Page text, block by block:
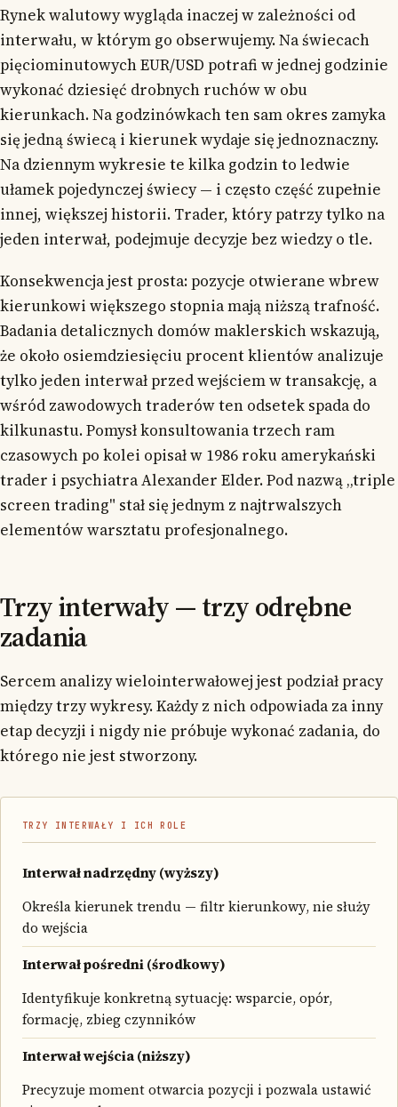
Rynek walutowy wygląda inaczej w zależności od
interwału, w którym go obserwujemy. Na świecach
pięciominutowych EUR/USD potrafi w jednej godzinie
wykonać dziesięć drobnych ruchów w obu
kierunkach. Na godzinówkach ten sam okres zamyka
się jedną świecą i kierunek wydaje się jednoznaczny.
Na dziennym wykresie te kilka godzin to ledwie
ułamek pojedynczej świecy — i często część zupełnie
innej, większej historii. Trader, który patrzy tylko na
jeden interwał, podejmuje decyzje bez wiedzy o tle.
Konsekwencja jest prosta: pozycje otwierane wbrew
kierunkowi większego stopnia mają niższą trafność.
Badania detalicznych domów maklerskich wskazują,
że około osiemdziesięciu procent klientów analizuje
tylko jeden interwał przed wejściem w transakcję, a
wśród zawodowych traderów ten odsetek spada do
kilkunastu. Pomysł konsultowania trzech ram
czasowych po kolei opisał w 1986 roku amerykański
trader i psychiatra Alexander Elder. Pod nazwą „triple
screen trading" stał się jednym z najtrwalszych
elementów warsztatu profesjonalnego.
Trzy interwały — trzy odrębne
zadania
Sercem analizy wielointerwałowej jest podział pracy
między trzy wykresy. Każdy z nich odpowiada za inny
etap decyzji i nigdy nie próbuje wykonać zadania, do
którego nie jest stworzony.
TRZY INTERWAŁY I ICH ROLE
Interwał nadrzędny (wyższy)
Określa kierunek trendu — filtr kierunkowy, nie służy
do wejścia
Interwał pośredni (środkowy)
Identyfikuje konkretną sytuację: wsparcie, opór,
formację, zbieg czynników
Interwał wejścia (niższy)
Precyzuje moment otwarcia pozycji i pozwala ustawić